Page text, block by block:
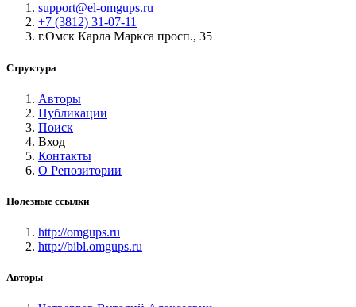
support@el-omgups.ru
+7 (3812) 31-07-11
г.Омск Карла Маркса просп., 35
Структура
Авторы
Публикации
Поиск
Вход
Контакты
О Репозитории
Полезные ссылки
http://omgups.ru
http://bibl.omgups.ru
Авторы